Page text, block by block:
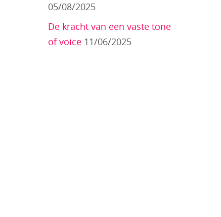
05/08/2025
De kracht van een vaste tone
of voice 11/06/2025